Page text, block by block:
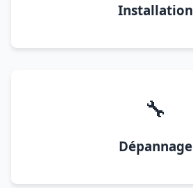
Installation
🔧
Dépannage